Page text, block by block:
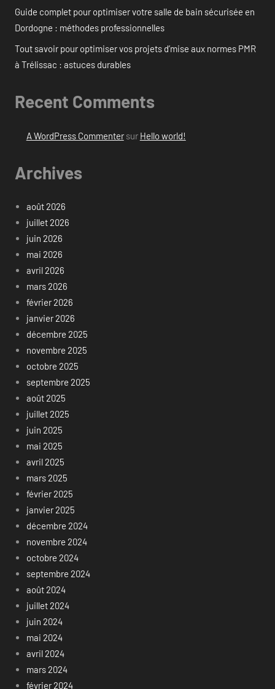
Guide complet pour optimiser votre salle de bain sécurisée en
Dordogne : méthodes professionnelles
Tout savoir pour optimiser vos projets d’mise aux normes PMR
à Trélissac : astuces durables
Recent Comments
A WordPress Commentersur Hello world!
Archives
août 2026
juillet 2026
juin 2026
mai 2026
avril 2026
mars 2026
février 2026
janvier 2026
décembre 2025
novembre 2025
octobre 2025
septembre 2025
août 2025
juillet 2025
juin 2025
mai 2025
avril 2025
mars 2025
février 2025
janvier 2025
décembre 2024
novembre 2024
octobre 2024
septembre 2024
août 2024
juillet 2024
juin 2024
mai 2024
avril 2024
mars 2024
février 2024